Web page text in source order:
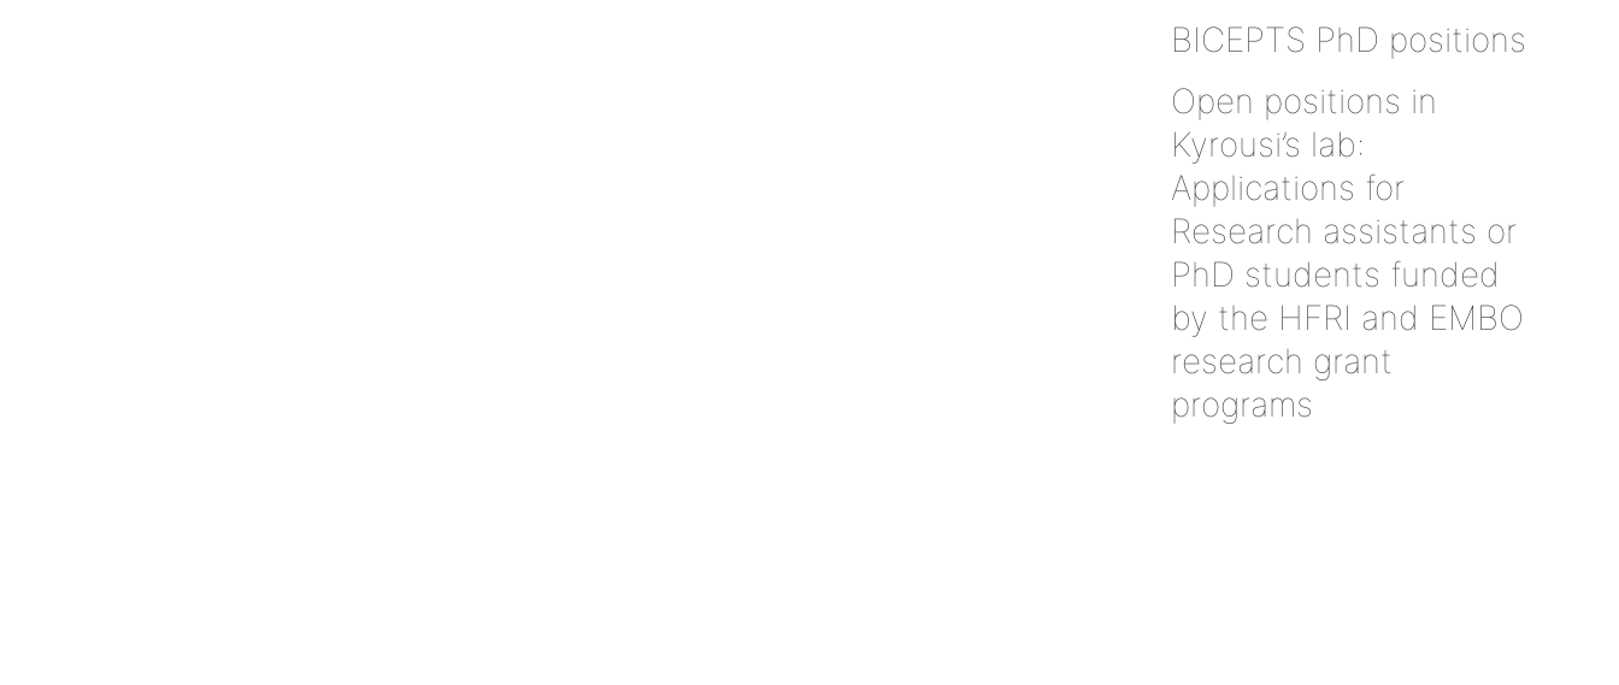
BICEPTS PhD positions
Open positions in
Kyrousi’s lab:
Αpplications for
Research assistants or
PhD students funded
by the HFRI and EMBO
research grant
programs